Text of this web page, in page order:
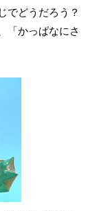
でどうだろう？
「かっぱなにさ